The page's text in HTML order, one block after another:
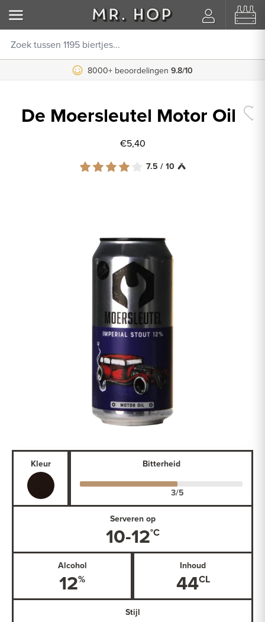
8000+ beoordelingen 9.8/10
De Moersleutel Motor Oil
€5,40
7.5 / 10
Kleur Bitterheid
Serveren op
10-12
Alcohol
12
Inhoud
44
Stijl